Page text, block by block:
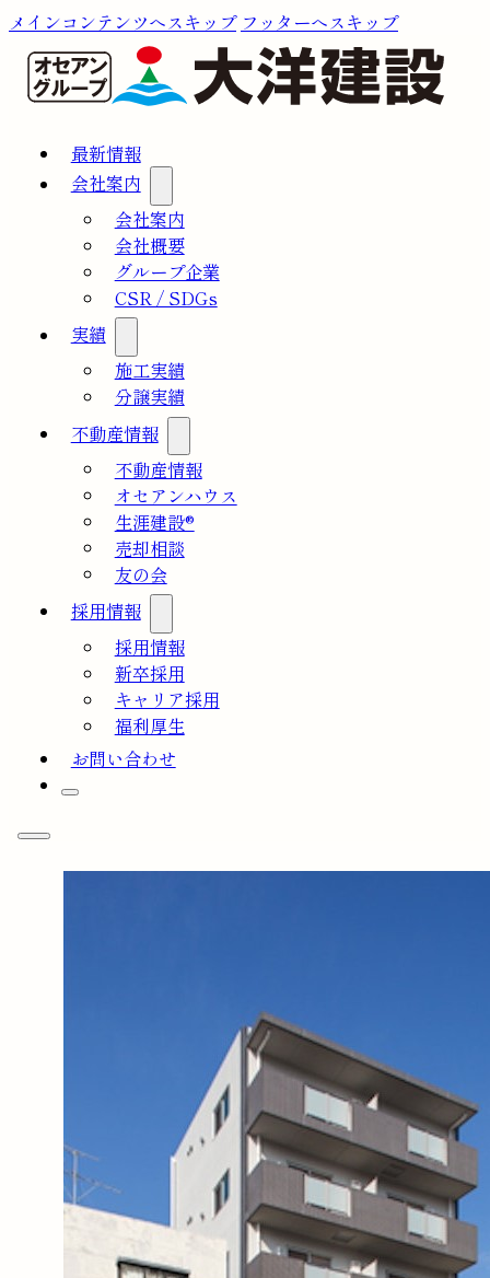
メインコンテンツへスキップ フッターへスキップ
最新情報
会社案内
会社案内
会社概要
グループ企業
CSR / SDGs
実績
施工実績
分譲実績
不動産情報
不動産情報
オセアンハウス
生涯建設®
売却相談
友の会
採用情報
採用情報
新卒採用
キャリア採用
福利厚生
お問い合わせ